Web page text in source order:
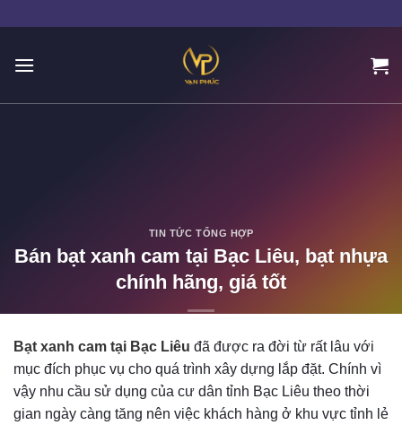
TIN TỨC TỔNG HỢP
Bán bạt xanh cam tại Bạc Liêu, bạt nhựa
chính hãng, giá tốt
Bạt xanh cam tại Bạc Liêu đã được ra đời từ rất lâu với
mục đích phục vụ cho quá trình xây dựng lắp đặt. Chính vì
vậy nhu cầu sử dụng của cư dân tỉnh Bạc Liêu theo thời
gian ngày càng tăng nên việc khách hàng ở khu vực tỉnh lẻ